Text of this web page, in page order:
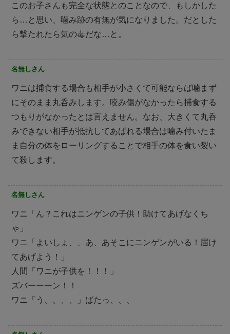
このお子さんも完全な状態とのことなので、もしかした
ら…と思い、噛み跡の有無が気になりました。だとした
ら撃たれたら気の毒だな…と。
名無しさん
ワニは捕食する場合も相手が小さくて可能ならば噛まず
にそのまま丸呑みします。咬み傷がなかったら捕食する
つもりがなかったとは言えません。なお、大きくて丸呑
みできない相手が抵抗してあばれる場合は噛み付いたま
ま自分の体をローリングすることで相手の体を食い裂い
て殺します。
名無しさん
ワニ「ん？これはニンゲンの子供！助けてあげなくち
ゃ」
ワニ「よいしょ、、あ、あそこにニンゲンがいる！届け
てあげよう！」
人間「ワニが子供を！！！」
ズバーーーン！！
ワニ「う、、、、」ばたっ、、、